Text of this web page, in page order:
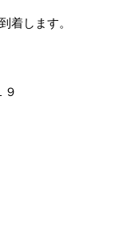
着します。
９